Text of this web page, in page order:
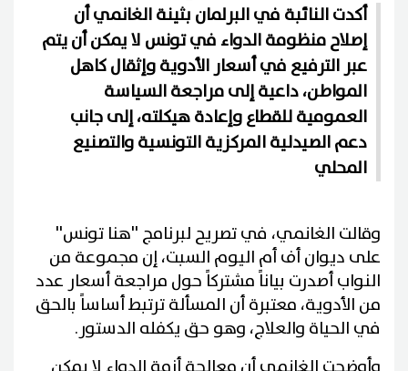
أكدت النائبة في البرلمان بثينة الغانمي أن
إصلاح منظومة الدواء في تونس لا يمكن أن يتم
عبر الترفيع في أسعار الأدوية وإثقال كاهل
المواطن، داعية إلى مراجعة السياسة
العمومية للقطاع وإعادة هيكلته، إلى جانب
دعم الصيدلية المركزية التونسية والتصنيع
المحلي
وقالت الغانمي، في تصريح لبرنامج ''هنا تونس''
على ديوان أف أم اليوم السبت، إن مجموعة من
النواب أصدرت بياناً مشتركاً حول مراجعة أسعار عدد
من الأدوية، معتبرة أن المسألة ترتبط أساساً بالحق
في الحياة والعلاج، وهو حق يكفله الدستور.